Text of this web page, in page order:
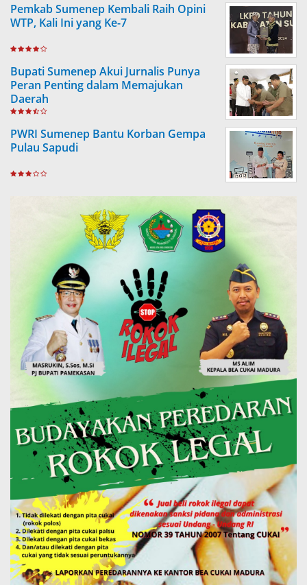
Pemkab Sumenep Kembali Raih Opini
WTP, Kali Ini yang Ke-7
Bupati Sumenep Akui Jurnalis Punya
Peran Penting dalam Memajukan
Daerah
PWRI Sumenep Bantu Korban Gempa
Pulau Sapudi